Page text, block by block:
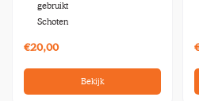
gebruikt
Schoten
€20,00
Bekijk